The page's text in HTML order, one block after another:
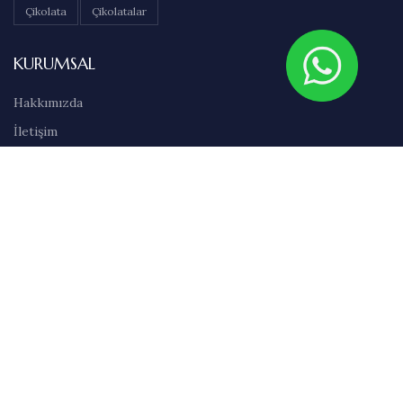
Çikolata Çikolatalar
KURUMSAL
Hakkımızda
İletişim